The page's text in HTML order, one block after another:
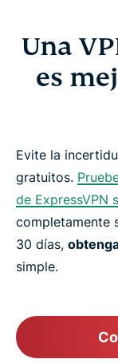
Una
es
Evite la
gratuitos.
de ExpressVPN
completamente
30 días,
simple.